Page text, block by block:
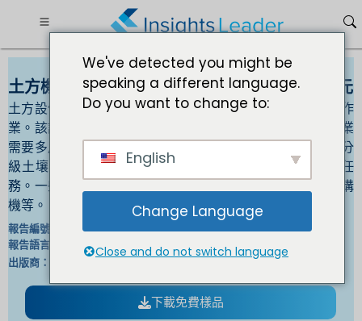
土方機械市場到2032年規模將達242.9582億美元
土方設備是重型設備，通常設計用於涉及土方工程的建築作
業。該設備用於移動大量土方、挖掘景觀地基等。土方作業
需要多用途重型機械來執行挖掘、裝卸、搬運大量土方、分
級土壤、破碎岩石、景觀美化、清除碎片和拆除工作等任
務。一些常用的施工設備包括挖土機、反鏟、推土機和挖溝
機等。
報告編號： IL_1055 |
報告語言： 英文/日文/法文/德文 |
出版商： 白細胞介素 |
下載免費樣品
We've detected you might be
speaking a different language.
Do you want to change to:
English
Change Language
Close and do not switch language